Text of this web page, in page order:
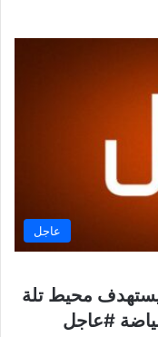
عاجل
محيط تلة
#عاجل